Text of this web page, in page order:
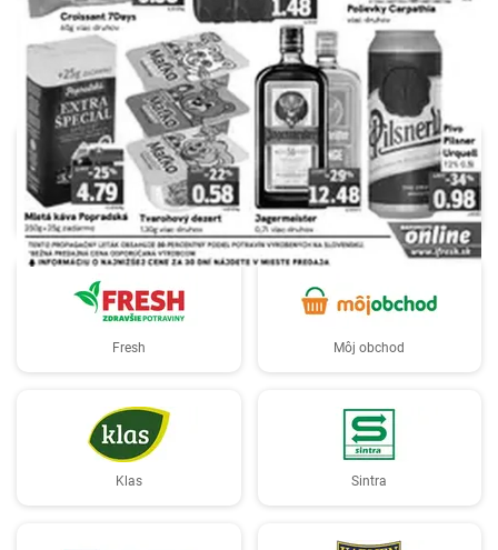
Terno COOP Jednota
Fresh Môj obchod
Klas Sintra